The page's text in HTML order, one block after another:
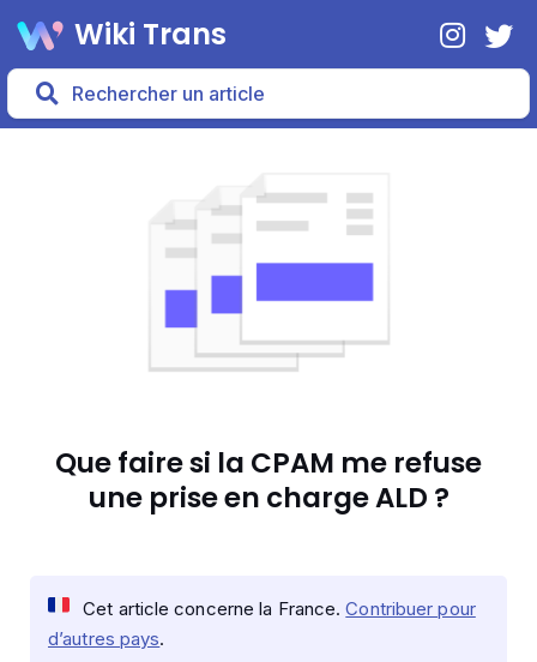
Wiki Trans
Que faire si la CPAM me refuse
une prise en charge ALD ?
Cet article concerne la France.Contribuer pour
d’autres pays.